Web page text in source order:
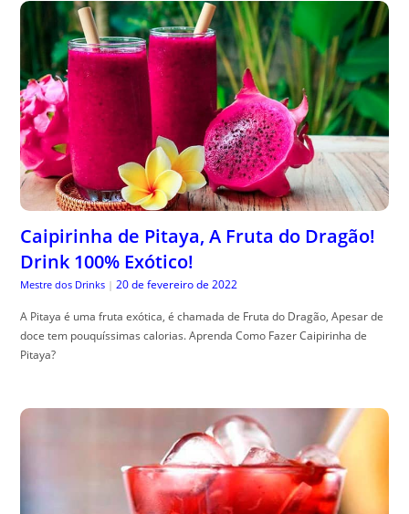
Caipirinha de Pitaya, A Fruta do Dragão!
Drink 100% Exótico!
Mestre dos Drinks | 20 de fevereiro de 2022
A Pitaya é uma fruta exótica, é chamada de Fruta do Dragão, Apesar de
doce tem pouquíssimas calorias. Aprenda Como Fazer Caipirinha de
Pitaya?